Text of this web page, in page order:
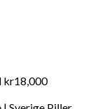
kr18,000